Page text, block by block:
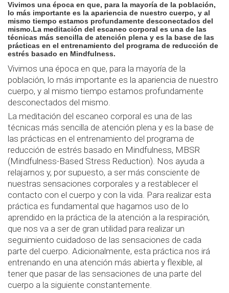
Vivimos una época en que, para la mayoría de la población,
lo más importante es la apariencia de nuestro cuerpo, y al
mismo tiempo estamos profundamente desconectados del
mismo.La meditación del escaneo corporal es una de las
técnicas más sencilla de atención plena y es la base de las
prácticas en el entrenamiento del programa de reducción de
estrés basado en Mindfulness.
Vivimos una época en que, para la mayoría de la
población, lo más importante es la apariencia de nuestro
cuerpo, y al mismo tiempo estamos profundamente
desconectados del mismo.
La meditación del escaneo corporal es una de las
técnicas más sencilla de atención plena y es la base de
las prácticas en el entrenamiento del programa de
reducción de estrés basado en Mindfulness, MBSR
(Mindfulness-Based Stress Reduction). Nos ayuda a
relajarnos y, por supuesto, a ser más consciente de
nuestras sensaciones corporales y a restablecer el
contacto con el cuerpo y con la vida. Para realizar esta
práctica es fundamental que hagamos uso de lo
aprendido en la práctica de la atención a la respiración,
que nos va a ser de gran utilidad para realizar un
seguimiento cuidadoso de las sensaciones de cada
parte del cuerpo. Adicionalmente, esta práctica nos irá
entrenando en una atención más abierta y flexible, al
tener que pasar de las sensaciones de una parte del
cuerpo a la siguiente constantemente.